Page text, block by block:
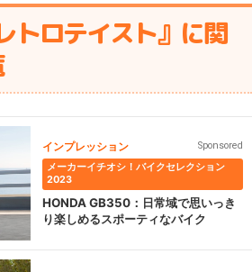
トロテイスト』に関
インプレッション
Sponsored
メーカーイチオシ！バイクセレクション
2023
HONDA GB350：日常域で思いっき
り楽しめるスポーティなバイク